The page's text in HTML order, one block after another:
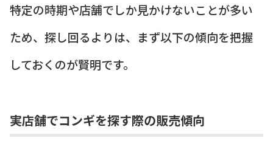
特定の時期や店舗でしか見かけないことが多い
ため、探し回るよりは、まず以下の傾向を把握
しておくのが賢明です。
実店舗でコンギを探す際の販売傾向